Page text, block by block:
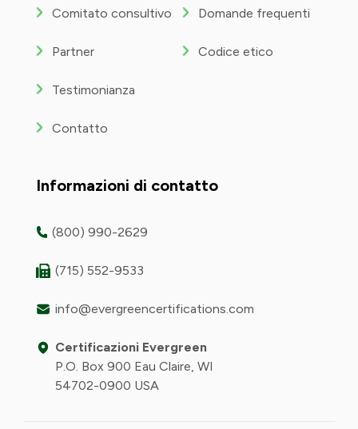
Comitato consultivo
Partner
Testimonianza
Contatto
Domande frequenti
Codice etico
Informazioni di contatto
(800) 990-2629
(715) 552-9533
info@evergreencertifications.com
Certificazioni Evergreen
P.O. Box 900 Eau Claire, WI
54702-0900 USA